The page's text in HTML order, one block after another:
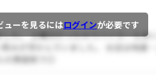
ューを見るにはログインが必要です